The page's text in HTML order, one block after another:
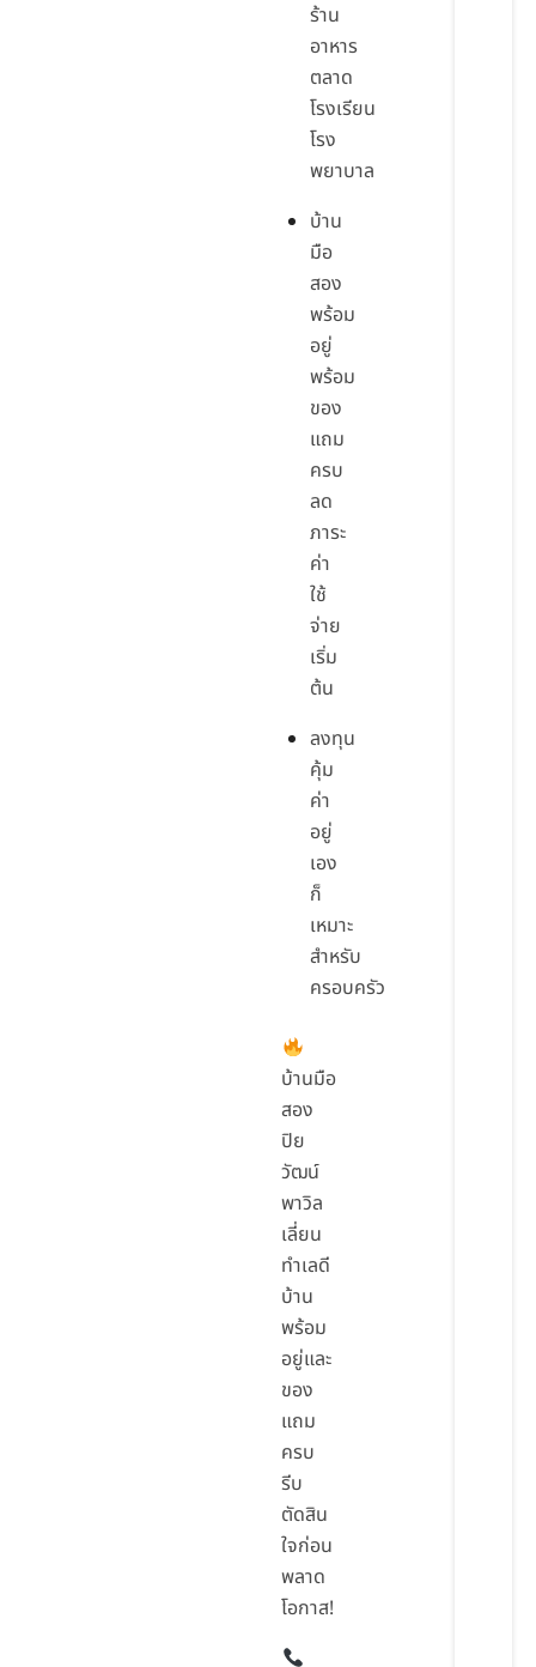
ร้าน
อาหาร
ตลาด
โรงเรียน
โรง
พยาบาล
บ้าน
มือ
สอง
พร้อม
อยู่
พร้อม
ของ
แถม
ครบ
ลด
ภาระ
ค่า
ใช้
จ่าย
เริ่ม
ต้น
ลงทุน
คุ้ม
ค่า
อยู่
เอง
ก็
เหมาะ
สำหรับ
ครอบครัว
บ้านมือ
สอง
ปิย
วัฒน์
พาวิล
เลี่ยน
ทำเลดี
บ้าน
พร้อม
อยู่และ
ของ
แถม
ครบ
รีบ
ตัดสิน
ใจก่อน
พลาด
โอกาส!